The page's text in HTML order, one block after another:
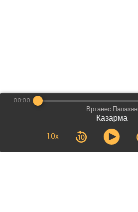
Вртанес Папазян
Казарма
1.0x
00:00